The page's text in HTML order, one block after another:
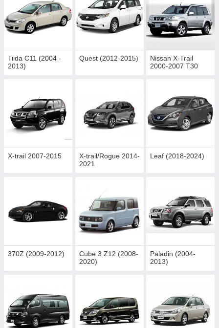
Tiida C11 (2004 -
2013)
Quest (2012-2015)
Nissan X-Trail
2000-2007 T30
X-trail 2007-2015
X-trail/Rogue 2014-
2021
Leaf (2018-2024)
370Z (2009-2012)
Cube 3 Z12 (2008-
2020)
Paladin (2004-
2013)